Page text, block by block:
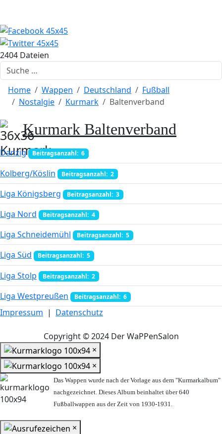
2404 Dateien
Suchen
Home Wappen Deutschland
Fußball
Nostalgie
Kurmark Baltenverband
Kurmark Baltenverband
Danzig Beitragsanzahl: 6
Kolberg/Köslin Beitragsanzahl: 2
Liga Königsberg Beitragsanzahl: 3
Liga Nord Beitragsanzahl: 4
Liga Schneidemühl Beitragsanzahl: 5
Liga Süd Beitragsanzahl: 5
Liga Stolp Beitragsanzahl: 2
Liga Westpreußen Beitragsanzahl: 6
Impressum | Datenschutz
Copyright © 2024 Der WaPPenSalon
×
×
Das Wappen wurde nach der Vorlage aus dem "Kurmarkalbum"
nachgezeichnet. Dieses Album beinhaltet über 640
Fußballwappen aus der Zeit von 1930-1931.
×